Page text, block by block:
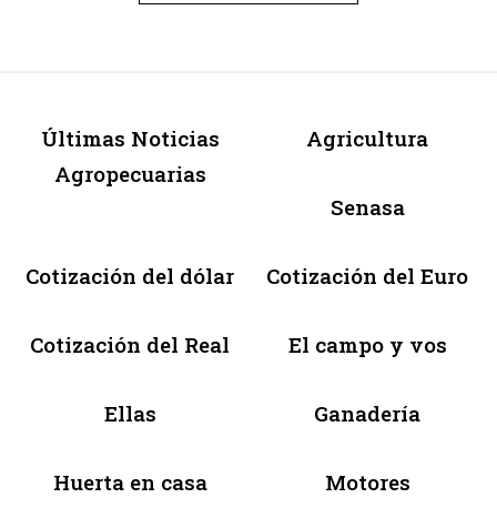
Últimas Noticias
Agropecuarias
Agricultura
Senasa
Cotización del dólar Cotización del Euro
Cotización del Real El campo y vos
Ellas Ganadería
Huerta en casa Motores